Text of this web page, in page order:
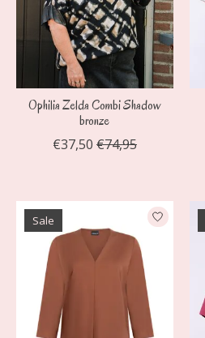
Ophilia Zelda Combi Shadow
bronze
€37,50 €74,95
Sale